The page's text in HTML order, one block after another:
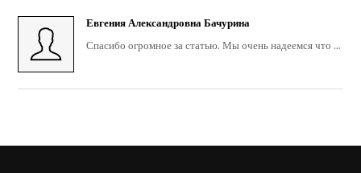
Евгения Александровна Бачурина
Спасибо огромное за статью. Мы очень надеемся что ...